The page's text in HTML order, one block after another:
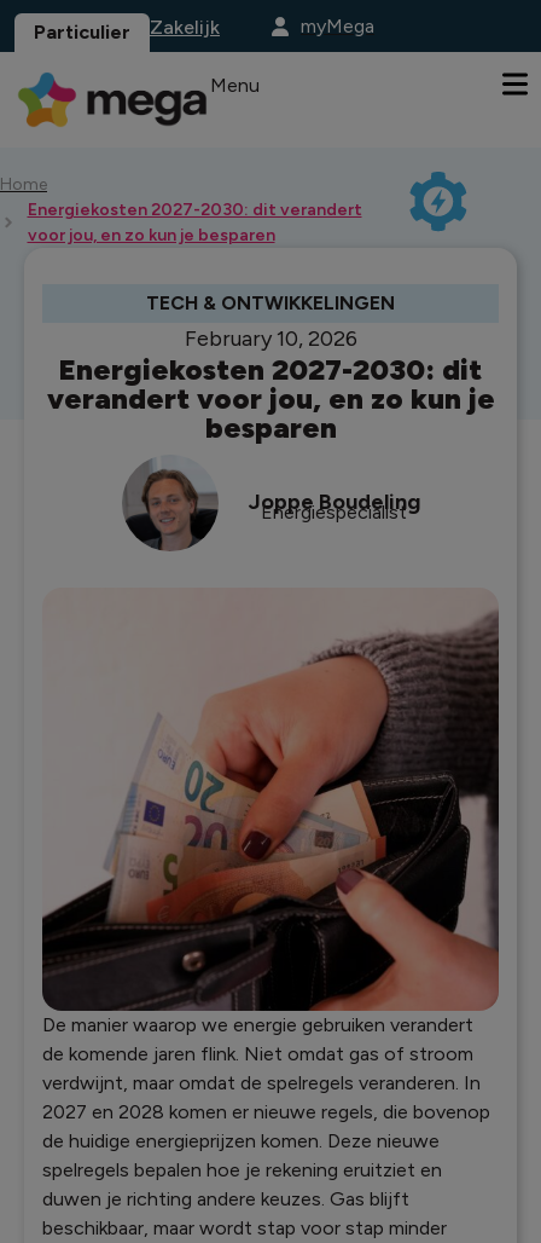
Particulier Zakelijk myMega
Menu
Home
Energiekosten 2027-2030: dit verandert
voor jou, en zo kun je besparen
TECH & ONTWIKKELINGEN
February 10, 2026
Energiekosten 2027-2030: dit
verandert voor jou, en zo kun je
besparen
Joppe Boudeling
Energiespecialist
De manier waarop we energie gebruiken verandert
de komende jaren flink. Niet omdat gas of stroom
verdwijnt, maar omdat de spelregels veranderen. In
2027 en 2028 komen er nieuwe regels, die bovenop
de huidige energieprijzen komen. Deze nieuwe
spelregels bepalen hoe je rekening eruitziet en
duwen je richting andere keuzes. Gas blijft
beschikbaar, maar wordt stap voor stap minder